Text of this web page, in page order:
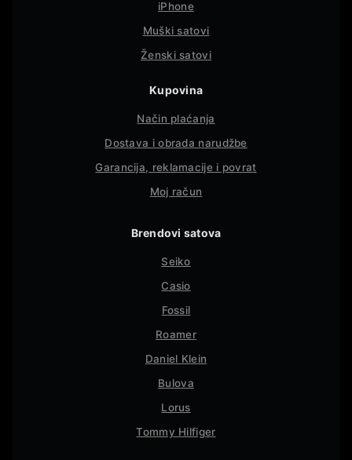
iPhone
Muški satovi
Ženski satovi
Kupovina
Način plaćanja
Dostava i obrada narudžbe
Garancija, reklamacije i povrat
Moj račun
Brendovi satova
Seiko
Casio
Fossil
Roamer
Daniel Klein
Bulova
Lorus
Tommy Hilfiger